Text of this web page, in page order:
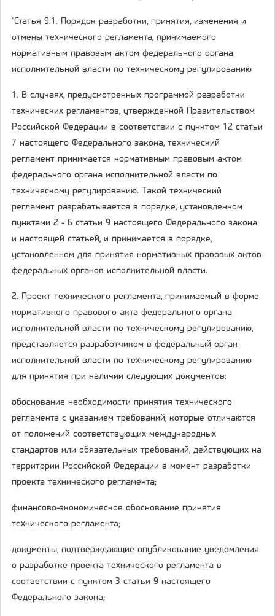
"Статья 9.1. Порядок разработки, принятия, изменения и
отмены технического регламента, принимаемого
нормативным правовым актом федерального органа
исполнительной власти по техническому регулированию
1. В случаях, предусмотренных программой разработки
технических регламентов, утвержденной Правительством
Российской Федерации в соответствии с пунктом 12 статьи
7 настоящего Федерального закона, технический
регламент принимается нормативным правовым актом
федерального органа исполнительной власти по
техническому регулированию. Такой технический
регламент разрабатывается в порядке, установленном
пунктами 2 - 6 статьи 9 настоящего Федерального закона
и настоящей статьей, и принимается в порядке,
установленном для принятия нормативных правовых актов
федеральных органов исполнительной власти.
2. Проект технического регламента, принимаемый в форме
нормативного правового акта федерального органа
исполнительной власти по техническому регулированию,
представляется разработчиком в федеральный орган
исполнительной власти по техническому регулированию
для принятия при наличии следующих документов:
обоснование необходимости принятия технического
регламента с указанием требований, которые отличаются
от положений соответствующих международных
стандартов или обязательных требований, действующих на
территории Российской Федерации в момент разработки
проекта технического регламента;
финансово-экономическое обоснование принятия
технического регламента;
документы, подтверждающие опубликование уведомления
о разработке проекта технического регламента в
соответствии с пунктом 3 статьи 9 настоящего
Федерального закона;